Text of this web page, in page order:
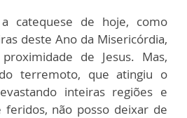
catequese de hoje, como
deste Ano da Misericórdia,
de Jesus. Mas,
terremoto, que atingiu o
inteiras regiões e
feridos, não posso deixar de